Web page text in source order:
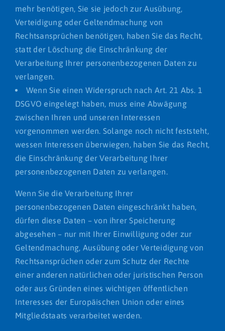
mehr benötigen, Sie sie jedoch zur Ausübung,
Verteidigung oder Geltendmachung von
Rechtsansprüchen benötigen, haben Sie das Recht,
statt der Löschung die Einschränkung der
Verarbeitung Ihrer personenbezogenen Daten zu
verlangen.
Wenn Sie einen Widerspruch nach Art. 21 Abs. 1
DSGVO eingelegt haben, muss eine Abwägung
zwischen Ihren und unseren Interessen
vorgenommen werden. Solange noch nicht feststeht,
wessen Interessen überwiegen, haben Sie das Recht,
die Einschränkung der Verarbeitung Ihrer
personenbezogenen Daten zu verlangen.
Wenn Sie die Verarbeitung Ihrer
personenbezogenen Daten eingeschränkt haben,
dürfen diese Daten – von ihrer Speicherung
abgesehen – nur mit Ihrer Einwilligung oder zur
Geltendmachung, Ausübung oder Verteidigung von
Rechtsansprüchen oder zum Schutz der Rechte
einer anderen natürlichen oder juristischen Person
oder aus Gründen eines wichtigen öffentlichen
Interesses der Europäischen Union oder eines
Mitgliedstaats verarbeitet werden.